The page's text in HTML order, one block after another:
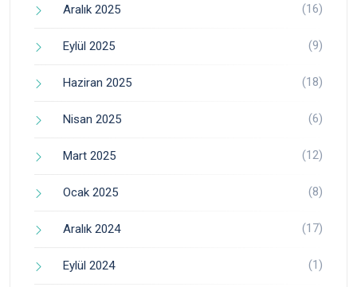
Aralık 2025 (16)
Eylül 2025 (9)
Haziran 2025 (18)
Nisan 2025 (6)
Mart 2025 (12)
Ocak 2025 (8)
Aralık 2024 (17)
Eylül 2024 (1)